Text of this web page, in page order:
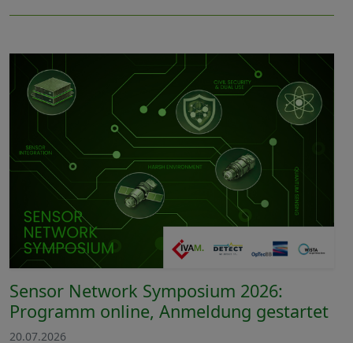
Sensor Network Symposium 2026:
Programm online, Anmeldung gestartet
20.07.2026